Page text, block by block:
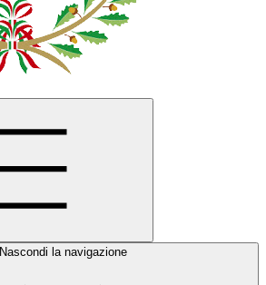
Nascondi la navigazione